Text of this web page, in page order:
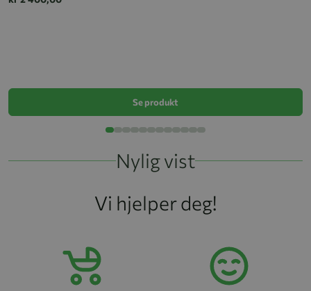
Se produkt
Nylig vist
Vi hjelper deg!